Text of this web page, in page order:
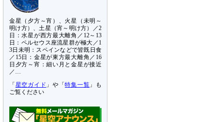
金星（夕方～宵）、火星（未明～
明け方）、土星（宵～明け方）／2
日：水星が西方最大離角／12～13
日：ペルセウス座流星群が極大／1
3日未明：スペインなどで皆既日食
／15日：金星が東方最大離角／16
日夕方～宵：細い月と金星が接近
／…
「 星空ガイド 」や「特集一覧 」も
ご覧ください